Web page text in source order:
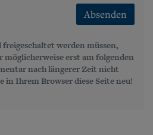
Absenden
werden müssen,
erst am folgenden
nach längerer Zeit nicht
in Ihrem Browser diese Seite neu!